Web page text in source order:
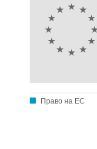
Право на ЕС